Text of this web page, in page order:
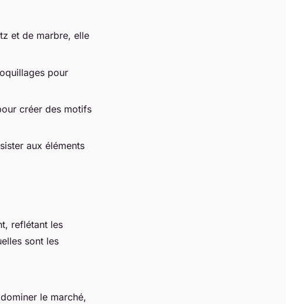
et de marbre, elle
pour
créer des motifs
aux éléments
reflétant les
sont les
le marché,